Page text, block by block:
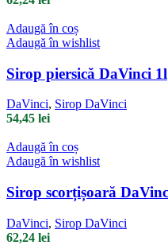
Adaugă în coș
Adaugă în wishlist
Sirop piersică DaVinci 1l
DaVinci, Sirop DaVinci
54,45 lei
Adaugă în coș
Adaugă în wishlist
Sirop scorțișoară
DaVinci, Sirop DaVinci
62,24 lei